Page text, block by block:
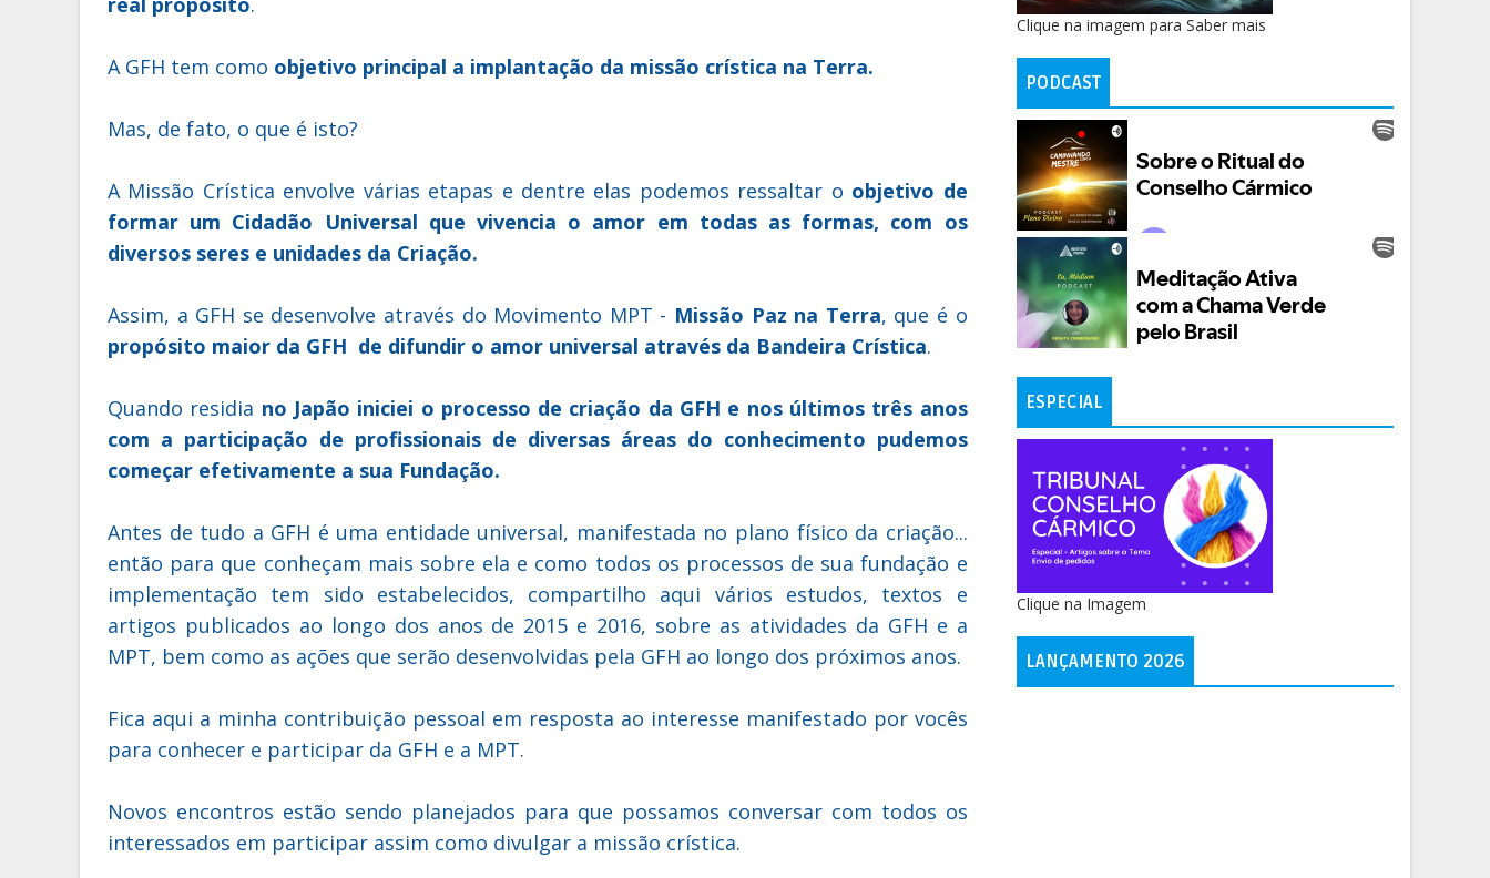
A GFH tem como objetivo principal a implantação da missão crística na Terra.
Mas, de fato, o que é isto?
A Missão Crística envolve várias etapas e dentre elas podemos ressaltar o objetivo de
formar um Cidadão Universal que vivencia o amor em todas as formas, com os
diversos seres e unidades da Criação.
Assim, a GFH se desenvolve através do Movimento MPT - Missão Paz na Terra, que é o
propósito maior da GFH de difundir o amor universal através da Bandeira Crística.
Quando residia no Japão iniciei o processo de criação da GFH e nos últimos três anos
com a participação de profissionais de diversas áreas do conhecimento pudemos
começar efetivamente a sua Fundação.
Antes de tudo a GFH é uma entidade universal, manifestada no plano físico da criação...
então para que conheçam mais sobre ela e como todos os processos de sua fundação e
implementação tem sido estabelecidos, compartilho aqui vários estudos, textos e
artigos publicados ao longo dos anos de 2015 e 2016, sobre as atividades da GFH e a
MPT, bem como as ações que serão desenvolvidas pela GFH ao longo dos próximos anos.
Fica aqui a minha contribuição pessoal em resposta ao interesse manifestado por vocês
para conhecer e participar da GFH e a MPT.
Novos encontros estão sendo planejados para que possamos conversar com todos os
interessados em participar assim como divulgar a missão crística.
Clique na imagem para Saber mais
PODCAST
ESPECIAL
Clique na Imagem
LANÇAMENTO 2026